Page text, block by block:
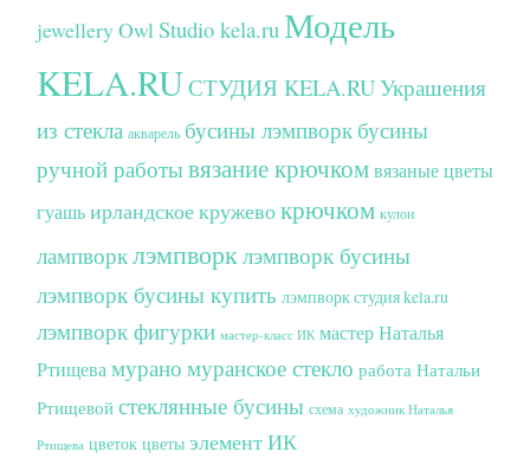
jewelleryOwlStudio kela.ru Модель
KELA.RUСТУДИЯ KELA.RUУкрашения
из стекла акварель бусины лэмпворк бусины
ручной работывязание крючкомвязаные цветы
гуашьирландское кружевокрючком кулон
лампворклэмпворклэмпворк бусины
лэмпворк бусины купить лэмпворк студия kela.ru
лэмпворк фигурки мастер-класс ИК мастер Наталья
Ртищевамурано муранское стекло работа Натальи
Ртищевой стеклянные бусины схема художник Наталья
Ртищева цветок цветы элемент ИК